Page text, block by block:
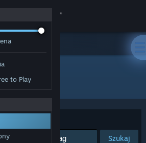
to Play
Szukaj